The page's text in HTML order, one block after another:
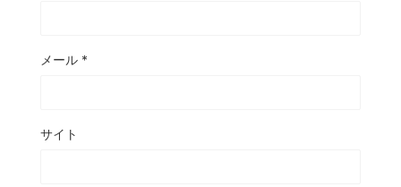
メール *
サイト